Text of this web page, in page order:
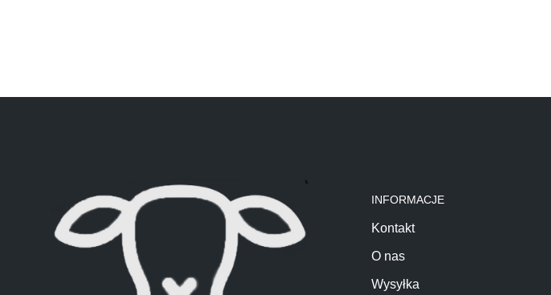
INFORMACJE
Kontakt
O nas
Wysyłka